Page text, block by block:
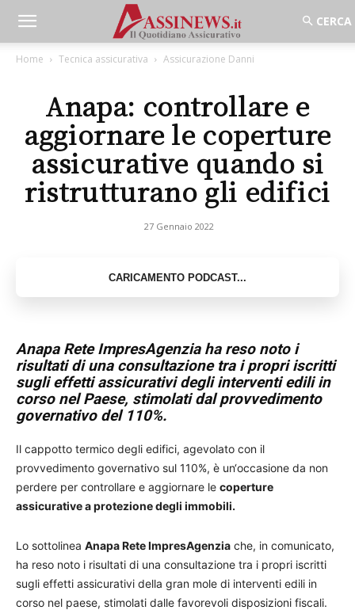
Home Tecnica assicurativa Assicurazione Danni
Anapa: controllare e
aggiornare le coperture
assicurative quando si
ristrutturano gli edifici
27 Gennaio 2022
Anapa Rete ImpresAgenzia ha reso noto i
risultati di una consultazione tra i propri iscritti
sugli effetti assicurativi degli interventi edili in
corso nel Paese, stimolati dal provvedimento
governativo del 110%.
Il cappotto termico degli edifici, agevolato con il
provvedimento governativo sul 110%, è un‘occasione da non
perdere per controllare e aggiornare le coperture
assicurative a protezione degli immobili.
Lo sottolinea Anapa Rete ImpresAgenzia che, in comunicato,
ha reso noto i risultati di una consultazione tra i propri iscritti
sugli effetti assicurativi della gran mole di interventi edili in
corso nel paese, stimolati dalle favorevoli disposizioni fiscali.